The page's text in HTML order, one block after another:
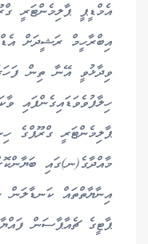
އެމްޑީޕީ ޕާލިމެންޓަރީ
އިބްރާހީމް ރަޝީދަށް
ވިދާޅުވީ އޭނާ ތިން
ހިލާފުވެވަޑައިގެންފައި
މާއްދާގެ(ނ)ގައި
އިނާޔާތްތައް ކަނޑާލަން
ޕާޓީގެ ޗެއާޕާސަން